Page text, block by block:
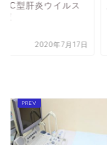
C型肝炎ウイルス
査
2020年7月17日